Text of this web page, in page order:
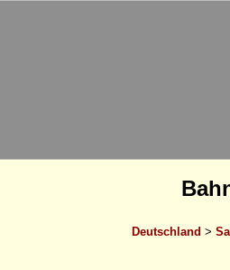
Deutschland >